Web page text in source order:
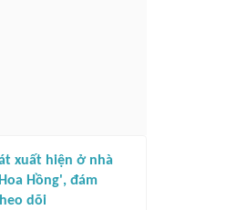
xuất hiện ở nhà
Hồng', đám
dõi